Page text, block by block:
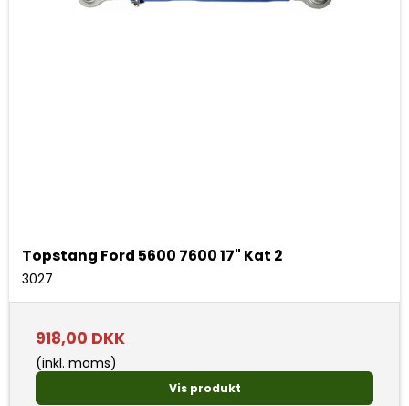
Topstang Ford 5600 7600 17" Kat 2
3027
918,00 DKK
(inkl. moms)
Vis produkt